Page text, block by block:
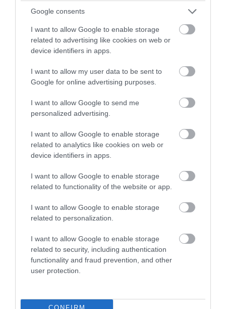
Google consents
I want to allow Google to enable storage
related to advertising like cookies on web or
device identifiers in apps.
I want to allow my user data to be sent to
Google for online advertising purposes.
I want to allow Google to send me
personalized advertising.
I want to allow Google to enable storage
related to analytics like cookies on web or
device identifiers in apps.
I want to allow Google to enable storage
related to functionality of the website or app.
I want to allow Google to enable storage
related to personalization.
I want to allow Google to enable storage
related to security, including authentication
functionality and fraud prevention, and other
user protection.
Βίντεο: Κεραυνός έκαψε ζωντανό έναν
24χρονο ποδοσφαιριστή στην Ταϊλάνδη
(πολύ σκληρές εικόνες)